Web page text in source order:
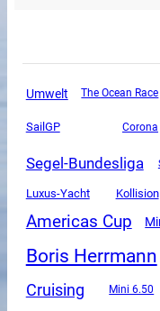
Umwelt The Ocean Race
SailGP Corona
Segel-Bundesliga
Luxus-Yacht Kollision
Americas Cup
Boris Herrmann
Cruising Mini 6.50